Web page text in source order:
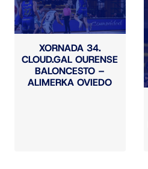
XORNADA 34.
CLOUD.GAL OURENSE
BALONCESTO –
ALIMERKA OVIEDO